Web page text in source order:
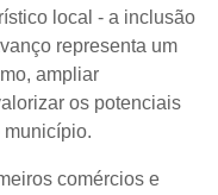
local - a inclusão
representa um
ampliar
os potenciais
município.
comércios e